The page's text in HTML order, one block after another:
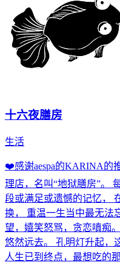
十六夜膳房
生活
❤️感谢aespa的KARINA的
理店，名叫“地狱膳房”。
段或满足或遗憾的记忆，
换， 重温一生当中最无法
望，嬉笑怒骂，贪恋嗔痴
悠然远去。 孔明灯升起，
人生已到终点，最想吃的